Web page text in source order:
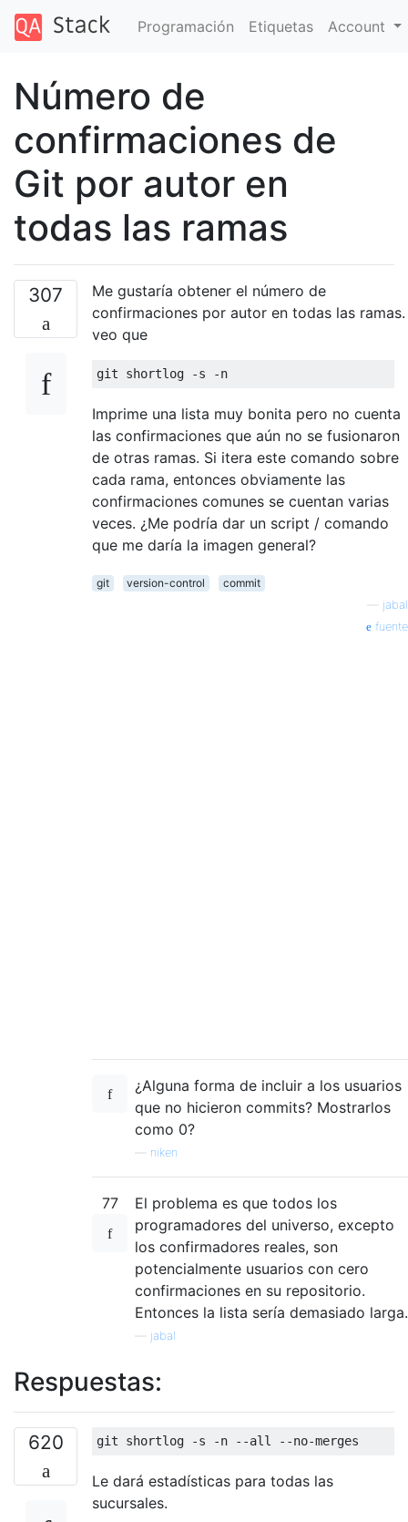
Programación Etiquetas Account
Número de
confirmaciones de
Git por autor en
todas las ramas
307
Me gustaría obtener el número de
confirmaciones por autor en todas las ramas.
veo que
Imprime una lista muy bonita pero no cuenta
las confirmaciones que aún no se fusionaron
de otras ramas. Si itera este comando sobre
cada rama, entonces obviamente las
confirmaciones comunes se cuentan varias
veces. ¿Me podría dar un script / comando
que me daría la imagen general?
git version-control
commit
jabal
fuente
¿Alguna forma de incluir a los usuarios
que no hicieron commits? Mostrarlos
como 0?
niken
77
El problema es que todos los
programadores del universo, excepto
los confirmadores reales, son
potencialmente usuarios con cero
confirmaciones en su repositorio.
Entonces la lista sería demasiado larga.
jabal
Respuestas:
620
Le dará estadísticas para todas las
sucursales.